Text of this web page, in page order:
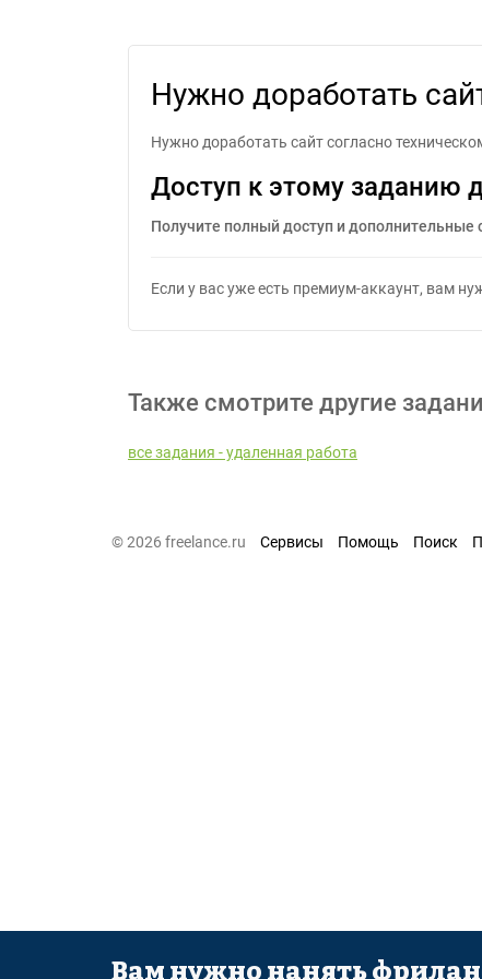
Нужно доработать
Нужно доработать сайт согласно
Доступ к этому заданию
Получите полный доступ и дополнительные
Если у вас уже есть премиум-аккаунт, вам
Также смотрите другие
все задания - удаленная работа
© 2026 freelance.ru Сервисы Помощь Поиск
Вам нужно нанять